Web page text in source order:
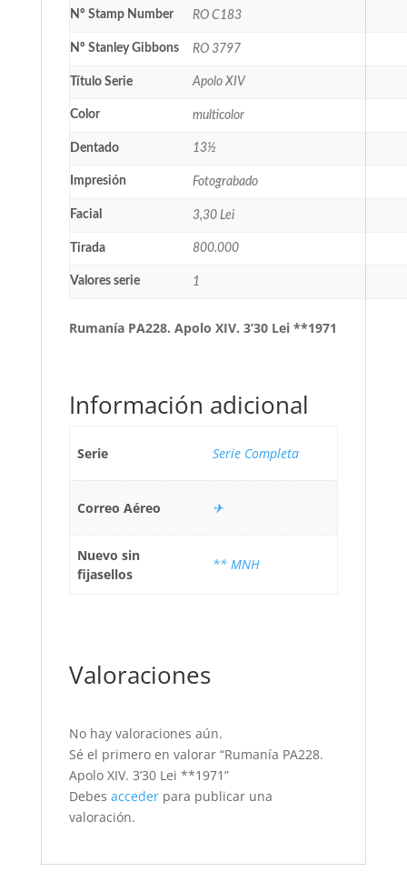
Nº Stamp Number RO C183
Nº Stanley Gibbons RO 3797
Título Serie Apolo XIV
Color multicolor
Dentado 13½
Impresión Fotograbado
Facial 3,30 Lei
Tirada 800.000
Valores serie 1
Rumanía PA228. Apolo XIV. 3’30 Lei **1971
Información adicional
Serie Serie Completa
Correo Aéreo ✈
Nuevo sin
fijasellos
** MNH
Valoraciones
No hay valoraciones aún.
Sé el primero en valorar “Rumanía PA228.
Apolo XIV. 3’30 Lei **1971”
Debes accederpara publicar una
valoración.